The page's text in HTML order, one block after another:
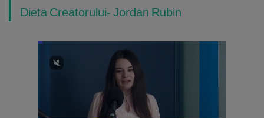
Dieta Creatorului- Jordan Rubin